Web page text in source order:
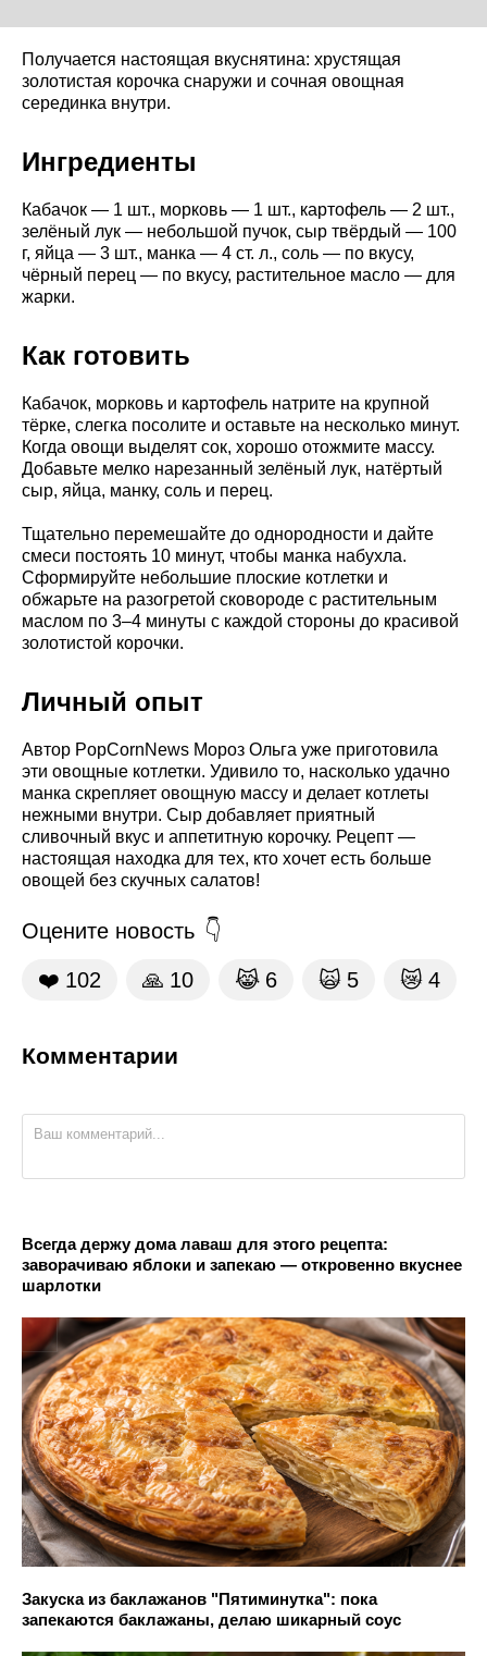
Получается настоящая вкуснятина: хрустящая
золотистая корочка снаружи и сочная овощная
серединка внутри.
Ингредиенты
Кабачок — 1 шт., морковь — 1 шт., картофель — 2 шт.,
зелёный лук — небольшой пучок, сыр твёрдый — 100
г, яйца — 3 шт., манка — 4 ст. л., соль — по вкусу,
чёрный перец — по вкусу, растительное масло — для
жарки.
Как готовить
Кабачок, морковь и картофель натрите на крупной
тёрке, слегка посолите и оставьте на несколько минут.
Когда овощи выделят сок, хорошо отожмите массу.
Добавьте мелко нарезанный зелёный лук, натёртый
сыр, яйца, манку, соль и перец.
Тщательно перемешайте до однородности и дайте
смеси постоять 10 минут, чтобы манка набухла.
Сформируйте небольшие плоские котлетки и
обжарьте на разогретой сковороде с растительным
маслом по 3–4 минуты с каждой стороны до красивой
золотистой корочки.
Личный опыт
Автор PopCornNews Мороз Ольга уже приготовила
эти овощные котлетки. Удивило то, насколько удачно
манка скрепляет овощную массу и делает котлеты
нежными внутри. Сыр добавляет приятный
сливочный вкус и аппетитную корочку. Рецепт —
настоящая находка для тех, кто хочет есть больше
овощей без скучных салатов!
Оцените новость
❤️ 102 🙏 10 😹 6 🙀 5 😿 4
Комментарии
Всегда держу дома лаваш для этого рецепта:
заворачиваю яблоки и запекаю — откровенно вкуснее
шарлотки
Закуска из баклажанов "Пятиминутка": пока
запекаются баклажаны, делаю шикарный соус